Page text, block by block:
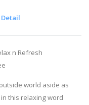
Detail
Relax n Refresh
world aside as
this relaxing word